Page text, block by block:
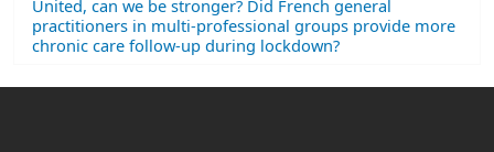
United, can we be stronger? Did French general
practitioners in multi-professional groups provide more
chronic care follow-up during lockdown?